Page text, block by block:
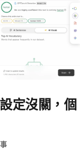
定沒關，個